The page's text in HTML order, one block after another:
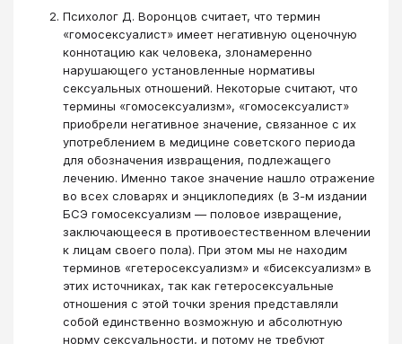
Психолог Д. Воронцов считает, что термин
«гомосексуалист» имеет негативную оценочную
коннотацию как человека, злонамеренно
нарушающего установленные нормативы
сексуальных отношений. Некоторые считают, что
термины «гомосексуализм», «гомосексуалист»
приобрели негативное значение, связанное с их
употреблением в медицине советского периода
для обозначения извращения, подлежащего
лечению. Именно такое значение нашло отражение
во всех словарях и энциклопедиях (в 3-м издании
БСЭ гомосексуализм — половое извращение,
заключающееся в противоестественном влечении
к лицам своего пола). При этом мы не находим
терминов «гетеросексуализм» и «бисексуализм» в
этих источниках, так как гетеросексуальные
отношения с этой точки зрения представляли
собой единственно возможную и абсолютную
норму сексуальности, и потому не требуют